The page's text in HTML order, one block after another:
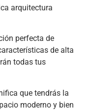
arquitectura
perfecta de
de alta
todas tus
que tendrás la
moderno y bien